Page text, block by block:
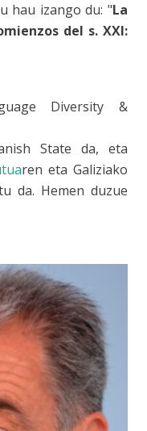
hau izango du: "La
del s. XXI:
Diversity &
State da, eta
ren eta Galiziako
da. Hemen duzue